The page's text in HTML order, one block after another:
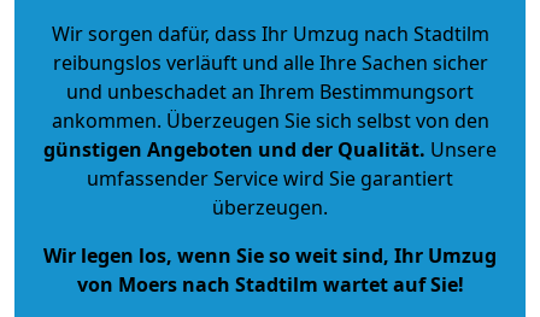
Wir sorgen dafür, dass Ihr Umzug nach Stadtilm
reibungslos verläuft und alle Ihre Sachen sicher
und unbeschadet an Ihrem Bestimmungsort
ankommen. Überzeugen Sie sich selbst von den
günstigen Angeboten und der Qualität. Unsere
umfassender Service wird Sie garantiert
überzeugen.
Wir legen los, wenn Sie so weit sind, Ihr Umzug
von Moers nach Stadtilm wartet auf Sie!